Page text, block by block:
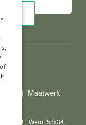
| Maatwerk